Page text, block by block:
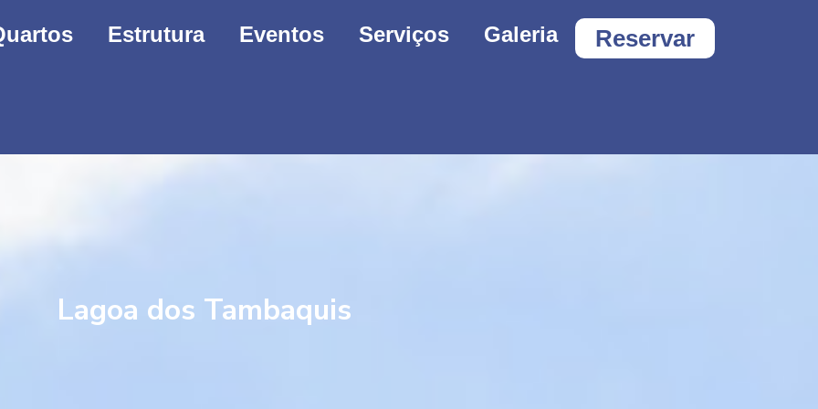
Estrutura Eventos Serviços Galeria Reservar
Lagoa dos Tambaquis